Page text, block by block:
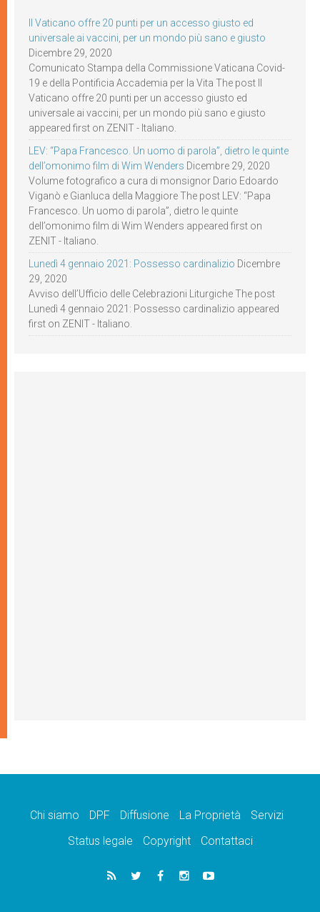
Il Vaticano offre 20 punti per un accesso giusto ed
universale ai vaccini, per un mondo più sano e giusto
Dicembre 29, 2020
Comunicato Stampa della Commissione Vaticana Covid-
19 e della Pontificia Accademia per la Vita The post Il
Vaticano offre 20 punti per un accesso giusto ed
universale ai vaccini, per un mondo più sano e giusto
appeared first on ZENIT - Italiano.
LEV: “Papa Francesco. Un uomo di parola”, dietro le quinte
dell’omonimo film di Wim Wenders Dicembre 29, 2020
Volume fotografico a cura di monsignor Dario Edoardo
Viganò e Gianluca della Maggiore The post LEV: “Papa
Francesco. Un uomo di parola”, dietro le quinte
dell’omonimo film di Wim Wenders appeared first on
ZENIT - Italiano.
Lunedì 4 gennaio 2021: Possesso cardinalizio Dicembre
29, 2020
Avviso dell’Ufficio delle Celebrazioni Liturgiche The post
Lunedì 4 gennaio 2021: Possesso cardinalizio appeared
first on ZENIT - Italiano.
Chi siamo DPF Diffusione La Proprietà
Servizi
Status legale
Copyright Contattaci